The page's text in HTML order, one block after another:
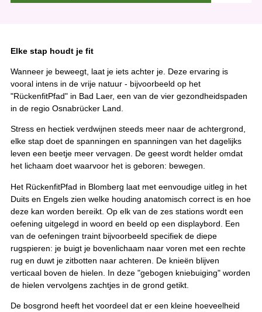
Elke stap houdt je fit
Wanneer je beweegt, laat je iets achter je. Deze ervaring is
vooral intens in de vrije natuur - bijvoorbeeld op het
"RückenfitPfad" in Bad Laer, een van de vier gezondheidspaden
in de regio Osnabrücker Land.
Stress en hectiek verdwijnen steeds meer naar de achtergrond,
elke stap doet de spanningen en spanningen van het dagelijks
leven een beetje meer vervagen. De geest wordt helder omdat
het lichaam doet waarvoor het is geboren: bewegen.
Het RückenfitPfad in Blomberg laat met eenvoudige uitleg in het
Duits en Engels zien welke houding anatomisch correct is en hoe
deze kan worden bereikt. Op elk van de zes stations wordt een
oefening uitgelegd in woord en beeld op een displaybord. Een
van de oefeningen traint bijvoorbeeld specifiek de diepe
rugspieren: je buigt je bovenlichaam naar voren met een rechte
rug en duwt je zitbotten naar achteren. De knieën blijven
verticaal boven de hielen. In deze "gebogen kniebuiging" worden
de hielen vervolgens zachtjes in de grond getikt.
De bosgrond heeft het voordeel dat er een kleine hoeveelheid